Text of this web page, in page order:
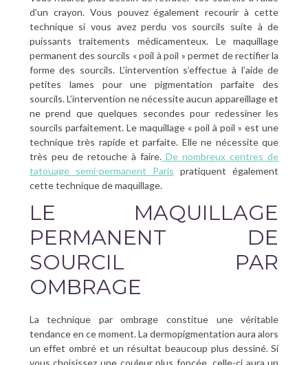
d’un crayon. Vous pouvez également recourir à cette
technique si vous avez perdu vos sourcils suite à de
puissants traitements médicamenteux. Le maquillage
permanent des sourcils « poil à poil » permet de rectifier la
forme des sourcils. L’intervention s’effectue à l’aide de
petites lames pour une pigmentation parfaite des
sourcils. L’intervention ne nécessite aucun appareillage et
ne prend que quelques secondes pour redessiner les
sourcils parfaitement. Le maquillage « poil à poil » est une
technique très rapide et parfaite. Elle ne nécessite que
très peu de retouche à faire. De nombreux centres de
tatouage semi-permanent Paris pratiquent également
cette technique de maquillage.
LE MAQUILLAGE
PERMANENT DE
SOURCIL PAR
OMBRAGE
La technique par ombrage constitue une véritable
tendance en ce moment. La dermopigmentation aura alors
un effet ombré et un résultat beaucoup plus dessiné. Si
vous choisissez une couleur plus foncée, celle-ci aura un